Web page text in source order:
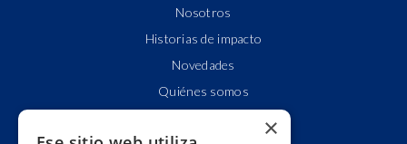
Nosotros
Historias de impacto
Novedades
Quiénes somos
×